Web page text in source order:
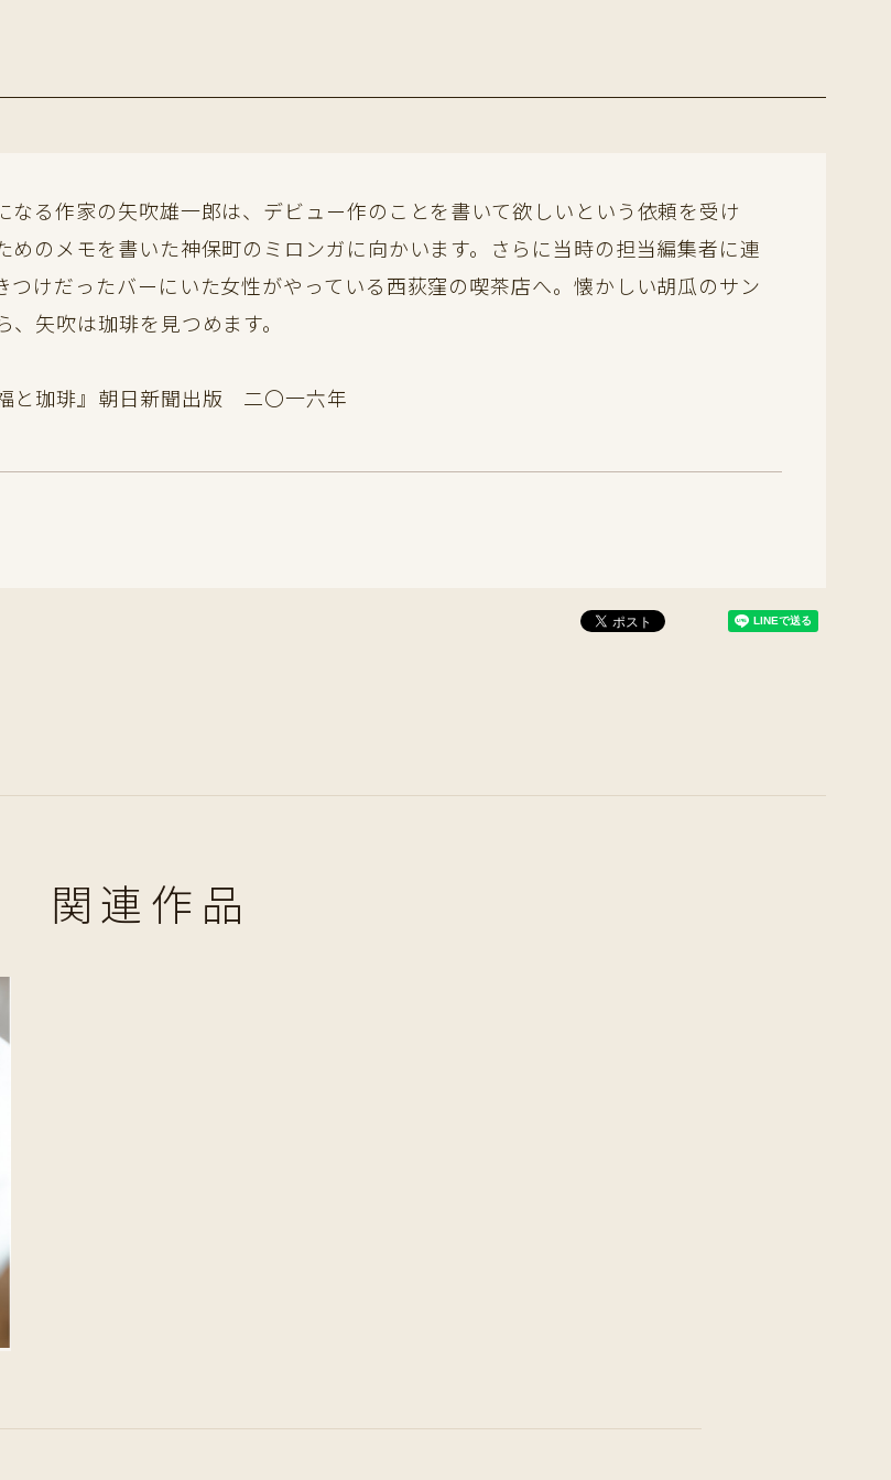
なる作家の矢吹雄一郎は、デビュー作のことを書いて欲しいという依頼を受け
めのメモを書いた神保町のミロンガに向かいます。さらに当時の担当編集者に連
つけだったバーにいた女性がやっている西荻窪の喫茶店へ。懐かしい胡瓜のサン
、矢吹は珈琲を見つめます。
と珈琲』朝日新聞出版 二〇一六年
関連作品